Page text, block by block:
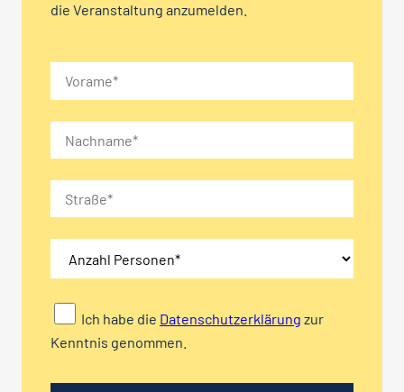
die Veranstaltung anzumelden.
Ich habe die Datenschutzerklärung zur
Kenntnis genommen.